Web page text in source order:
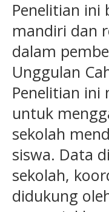
Penelitian
mandiri dan
dalam
Unggulan
Penelitian
untuk
sekolah
siswa. Data
sekolah,
didukung